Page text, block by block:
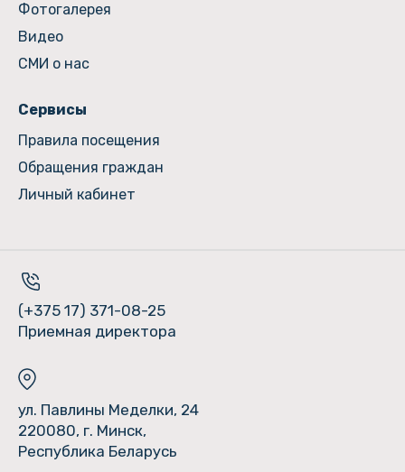
Фотогалерея
Видео
СМИ о нас
Сервисы
Правила посещения
Обращения граждан
Личный кабинет
(+375 17) 371-08-25
Приемная директора
ул. Павлины Меделки, 24
220080, г. Минск,
Республика Беларусь